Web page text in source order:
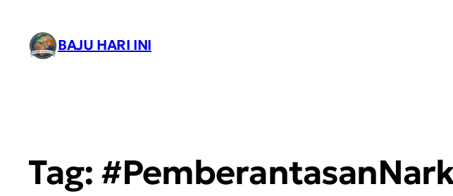
BAJU HARI INI
Tag: